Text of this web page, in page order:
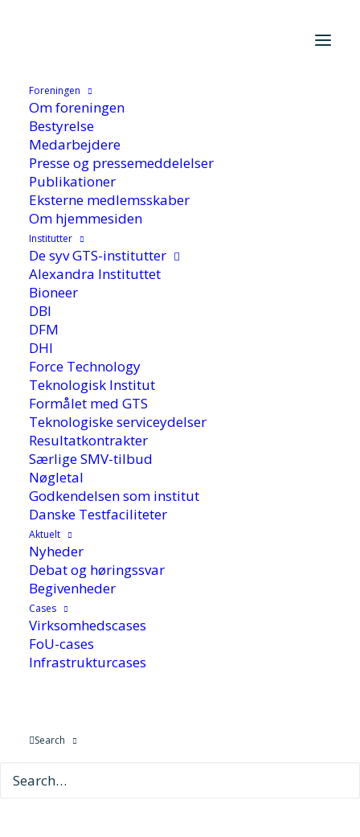
Foreningen
Om foreningen
Bestyrelse
Medarbejdere
Presse og pressemeddelelser
Publikationer
Eksterne medlemsskaber
Om hjemmesiden
Institutter
De syv GTS-institutter
Alexandra Instituttet
Bioneer
DBI
DFM
DHI
Force Technology
Teknologisk Institut
Formålet med GTS
Teknologiske serviceydelser
Resultatkontrakter
Særlige SMV-tilbud
Nøgletal
Godkendelsen som institut
Danske Testfaciliteter
Aktuelt
Nyheder
Debat og høringssvar
Begivenheder
Cases
Virksomhedscases
FoU-cases
Infrastrukturcases
Search
Hjem /Aktuelt/Nyhed
robotiværksættere
Millioner doneret til ny
fond for
robotiværksættere
18. november 2022
sker med en ny erhvervsdrivende fond – Odense